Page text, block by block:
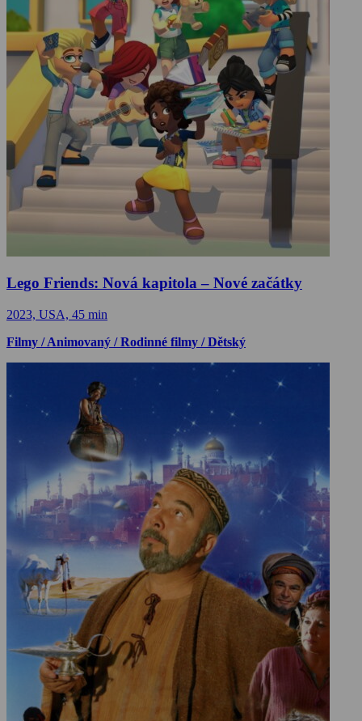
Lego Friends: Nová kapitola – Nové začátky
2023, USA, 45 min
Filmy / Animovaný / Rodinné filmy / Dětský